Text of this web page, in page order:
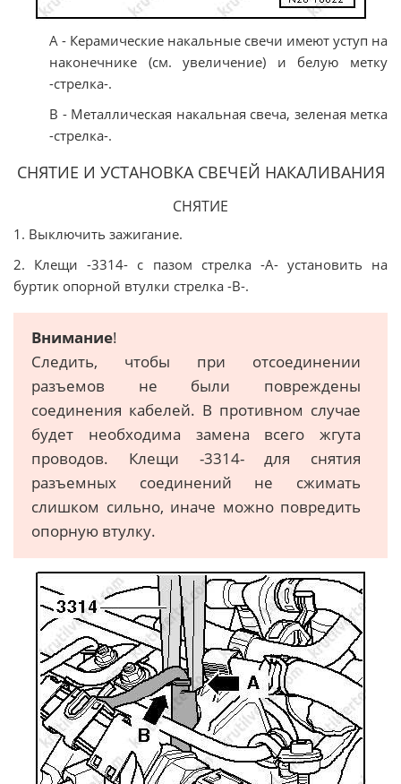
А - Керамические накальные свечи имеют уступ на
наконечнике (см. увеличение) и белую метку
-стрелка-.
В - Металлическая накальная свеча, зеленая метка
-стрелка-.
СНЯТИЕ И УСТАНОВКА СВЕЧЕЙ НАКАЛИВАНИЯ
СНЯТИЕ
1. Выключить зажигание.
2. Клещи -3314- с пазом стрелка -A- установить на
буртик опорной втулки стрелка -B-.
Внимание!
Следить, чтобы при отсоединении
разъемов не были повреждены
соединения кабелей. В противном случае
будет необходима замена всего жгута
проводов. Клещи -3314- для снятия
разъемных соединений не сжимать
слишком сильно, иначе можно повредить
опорную втулку.